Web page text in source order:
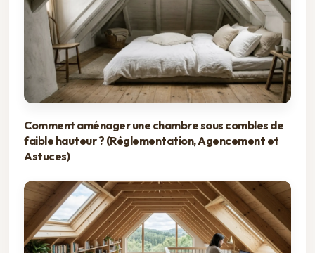
Comment aménager une chambre sous combles de
faible hauteur ? (Réglementation, Agencement et
Astuces)